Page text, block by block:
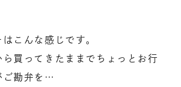
こんな感じです。
買ってきたままでちょっとお行
ご勘弁を…